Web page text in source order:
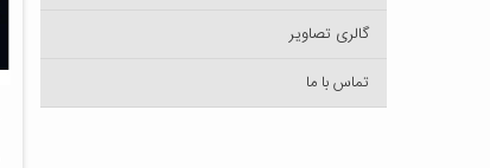
گالری تصاویر
تماس با ما